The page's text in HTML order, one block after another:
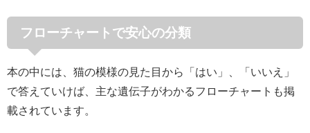
フローチャートで安心の分類
本の中には、猫の模様の見た目から「はい」、「いいえ」
で答えていけば、主な遺伝子がわかるフローチャートも掲
載されています。